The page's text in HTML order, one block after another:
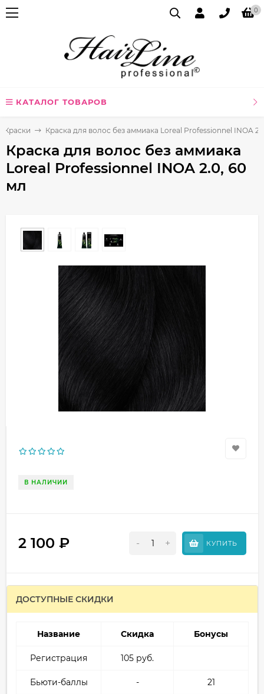
0
КАТАЛОГ ТОВАРОВ
Краски Краска для волос без аммиака Loreal Professionnel INOA
Краска для волос без аммиака
Loreal Professionnel INOA 2.0, 60
мл
В НАЛИЧИИ
2 100 ₽ - + КУПИТЬ
ДОСТУПНЫЕ СКИДКИ
Название Скидка Бонусы
Регистрация 105 руб.
Бьюти-баллы - 21